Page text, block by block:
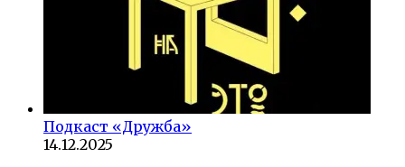
Подкаст «Дружба»
14.12.2025